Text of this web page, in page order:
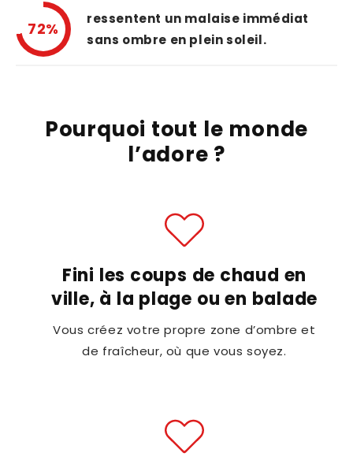
72%
ressentent un malaise immédiat
sans ombre en plein soleil.
Pourquoi tout le monde
l’adore ?
Fini les coups de chaud en
ville, à la plage ou en balade
Vous créez votre propre zone d’ombre et
de fraîcheur, où que vous soyez.